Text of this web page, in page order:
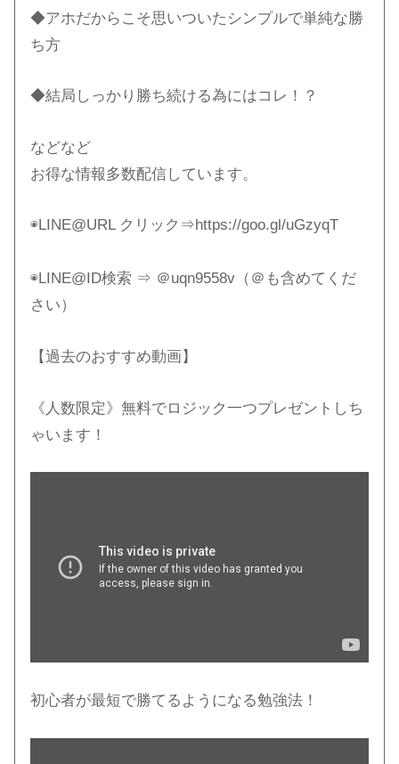
◆アホだからこそ思いついたシンプルで単純な勝
ち方
◆結局しっかり勝ち続ける為にはコレ！？
などなど
お得な情報多数配信しています。
◉LINE@URL クリック⇒https://goo.gl/uGzyqT
◉LINE@ID検索 ⇒ ＠uqn9558v（＠も含めてくだ
さい）
【過去のおすすめ動画】
《人数限定》無料でロジック一つプレゼントしち
ゃいます！
初心者が最短で勝てるようになる勉強法！